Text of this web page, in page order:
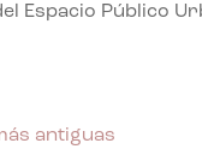
Espacio Público
antiguas